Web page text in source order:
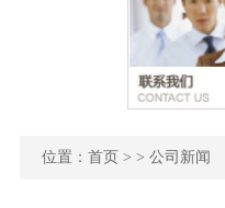
位置： 首页> > 公司新闻